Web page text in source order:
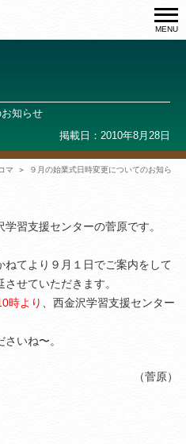
MENU
知らせ
掲載日：2010年8月28日
マ
９月の始業式日時変更についてのお知ら
習支援センターの菅原です。
てより９月１日でご案内をして
せていただきます。
時より
、西金沢学習支援センター
いね〜。
（菅原）